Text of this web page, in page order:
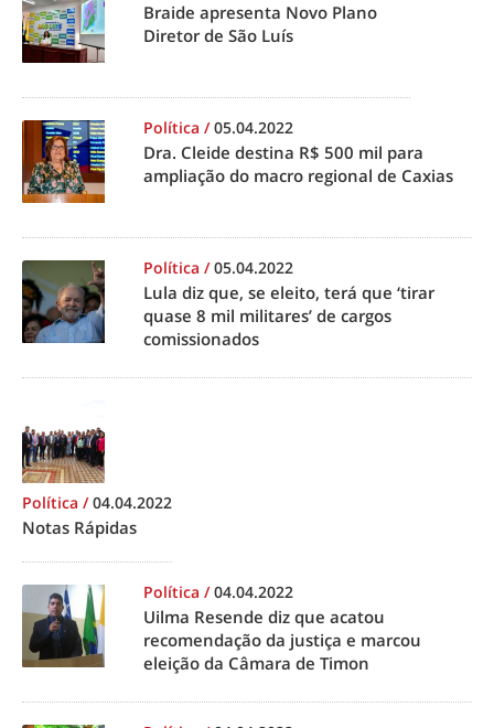
Braide apresenta Novo Plano
Diretor de São Luís
Política /05.04.2022
Dra. Cleide destina R$ 500 mil para
ampliação do macro regional de Caxias
Política /05.04.2022
Lula diz que, se eleito, terá que ‘tirar
quase 8 mil militares’ de cargos
comissionados
Política /04.04.2022
Notas Rápidas
Política /04.04.2022
Uilma Resende diz que acatou
recomendação da justiça e marcou
eleição da Câmara de Timon